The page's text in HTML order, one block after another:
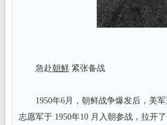
急赴朝鲜 紧张备战
1950年6月，朝鲜战争爆发后，美军
志愿军于 1950年10 月入朝参战，拉开